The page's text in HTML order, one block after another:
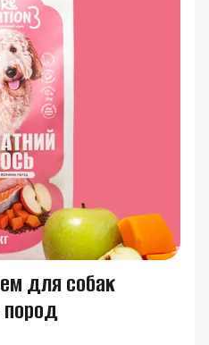
для собак
пород